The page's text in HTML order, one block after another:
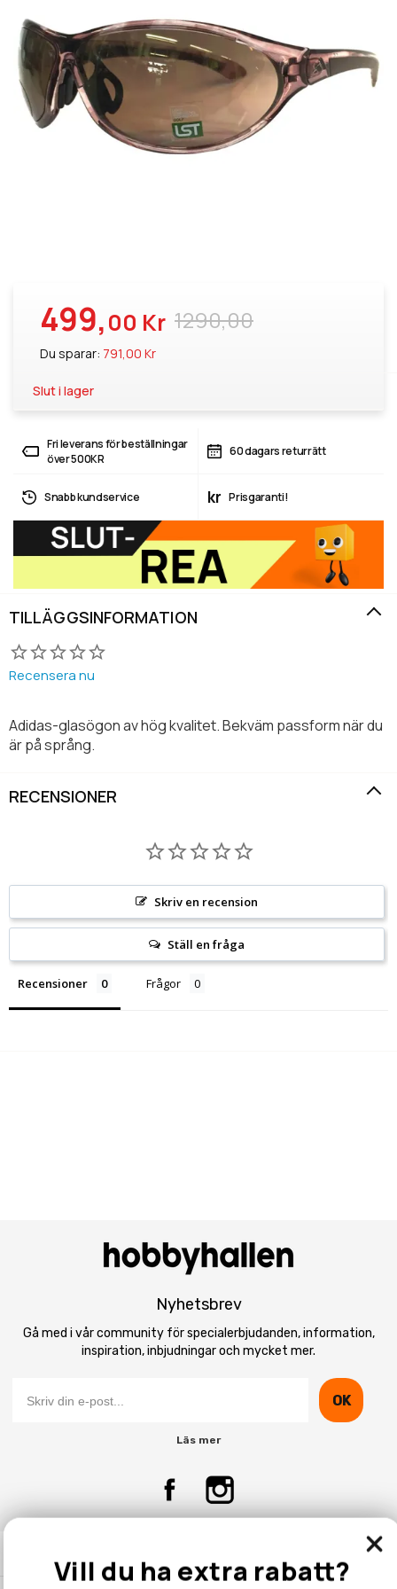
1290,00
499,00 Kr
Du sparar: 791,00 Kr
Slut i lager
Fri leverans för beställningar
över 500KR
60 dagars returrätt
Snabb kundservice kr Prisgaranti!
TILLÄGGSINFORMATION
Recensera nu
Adidas-glasögon av hög kvalitet. Bekväm passform när du
är på språng.
RECENSIONER
Skriv en recension
Ställ en fråga
Recensioner Frågor
Nyhetsbrev
Gå med i vår community för specialerbjudanden, information,
inspiration, inbjudningar och mycket mer.
OK
Läs mer
Vill du ha extra rabatt?